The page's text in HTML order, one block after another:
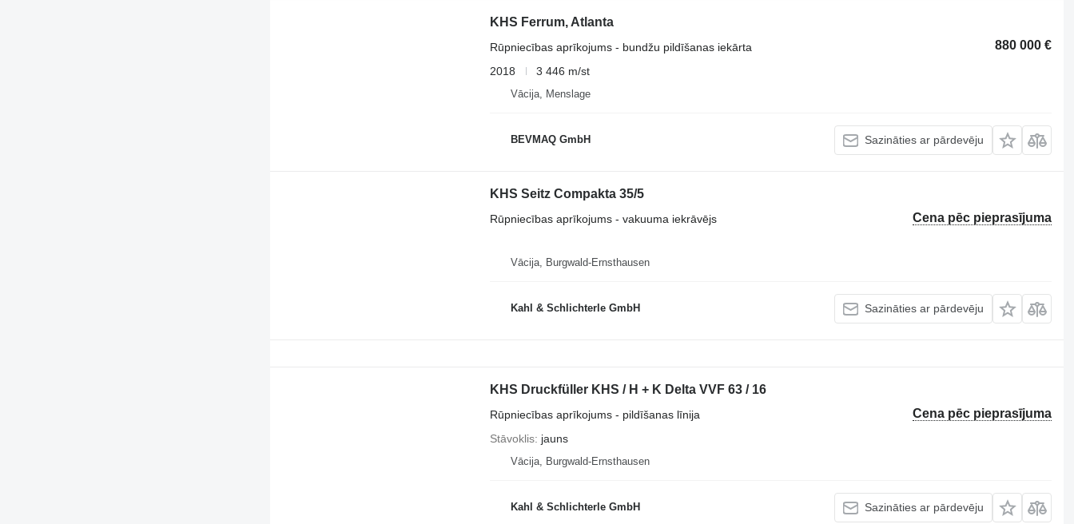
KHS Ferrum, Atlanta
880 000 €
Rūpniecības aprīkojums - bundžu pildīšanas iekārta
2018
3 446 m/st
Vācija, Menslage
BEVMAQ GmbH Sazināties ar pārdevēju
KHS Seitz Compakta 35/5
Cena pēc pieprasījuma
Rūpniecības aprīkojums - vakuuma iekrāvējs
Vācija, Burgwald-Ernsthausen
Kahl & Schlichterle GmbH Sazināties ar pārdevēju
KHS Druckfüller KHS / H + K Delta VVF 63 / 16
Cena pēc pieprasījuma
Rūpniecības aprīkojums - pildīšanas līnija
Stāvoklis jauns
Vācija, Burgwald-Ernsthausen
Kahl & Schlichterle GmbH Sazināties ar pārdevēju